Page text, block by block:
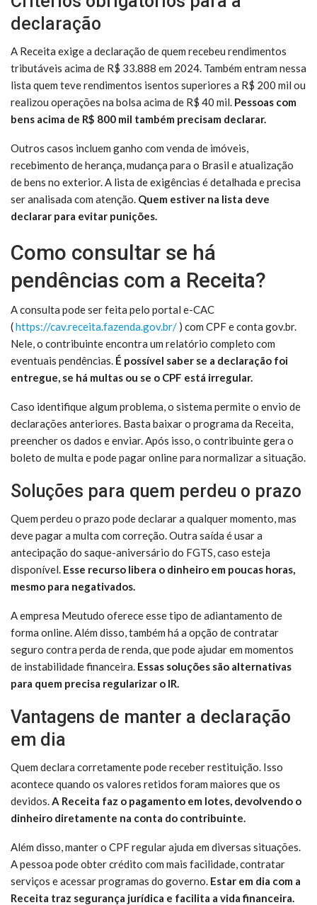
declaração
A Receita exige a declaração de quem recebeu rendimentos
tributáveis acima de R$ 33.888 em 2024. Também entram nessa
lista quem teve rendimentos isentos superiores a R$ 200 mil ou
realizou operações na bolsa acima de R$ 40 mil. Pessoas com
bens acima de R$ 800 mil também precisam declarar.
Outros casos incluem ganho com venda de imóveis,
recebimento de herança, mudança para o Brasil e atualização
de bens no exterior. A lista de exigências é detalhada e precisa
ser analisada com atenção. Quem estiver na lista deve
declarar para evitar punições.
Como consultar se há
pendências com a Receita?
A consulta pode ser feita pelo portal e-CAC
(https://cav.receita.fazenda.gov.br/ ) com CPF e conta gov.br.
Nele, o contribuinte encontra um relatório completo com
eventuais pendências. É possível saber se a declaração foi
entregue, se há multas ou se o CPF está irregular.
Caso identifique algum problema, o sistema permite o envio de
declarações anteriores. Basta baixar o programa da Receita,
preencher os dados e enviar. Após isso, o contribuinte gera o
boleto de multa e pode pagar online para normalizar a situação.
Soluções para quem perdeu o prazo
Quem perdeu o prazo pode declarar a qualquer momento, mas
deve pagar a multa com correção. Outra saída é usar a
antecipação do saque-aniversário do FGTS, caso esteja
disponível. Esse recurso libera o dinheiro em poucas horas,
mesmo para negativados.
A empresa Meutudo oferece esse tipo de adiantamento de
forma online. Além disso, também há a opção de contratar
seguro contra perda de renda, que pode ajudar em momentos
de instabilidade financeira. Essas soluções são alternativas
para quem precisa regularizar o IR.
Vantagens de manter a declaração
em dia
Quem declara corretamente pode receber restituição. Isso
acontece quando os valores retidos foram maiores que os
devidos.A Receita faz o pagamento em lotes, devolvendo o
dinheiro diretamente na conta do contribuinte.
Além disso, manter o CPF regular ajuda em diversas situações.
A pessoa pode obter crédito com mais facilidade, contratar
serviços e acessar programas do governo. Estar em dia com a
Receita traz segurança jurídica e facilita a vida financeira.